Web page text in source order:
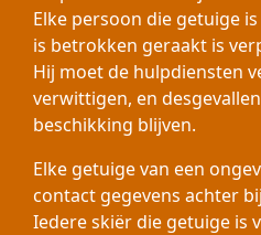
Elke persoon die getuige
is betrokken geraakt is
Hij moet de hulpdiensten
verwittigen, en
beschikking blijven.
Elke getuige van een
contact gegevens achter
Iedere skiër die getuige is